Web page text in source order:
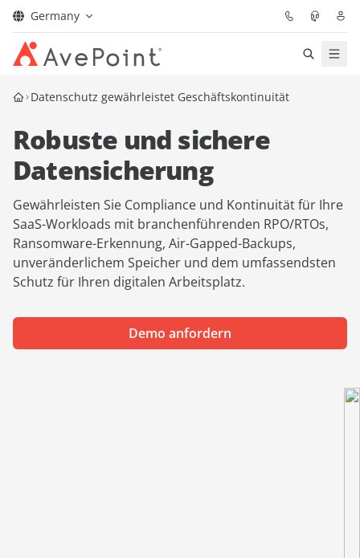
Germany
Lösungen
Confidence Platform
Pricing
Für Partner
Ressourcen
Sprechen Sie mit unseren
Demo
Datenschutz gewährleistet Geschäftskontinuität
Robuste und sichere
Datensicherung
Gewährleisten Sie Compliance und Kontinuität für Ihre
SaaS-Workloads mit branchenführenden RPO/RTOs,
Ransomware-Erkennung, Air-Gapped-Backups,
unveränderlichem Speicher und dem umfassendsten
Schutz für Ihren digitalen Arbeitsplatz.
Demo anfordern